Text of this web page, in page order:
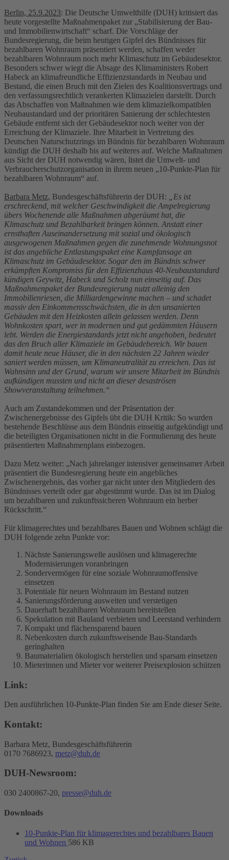
Berlin, 25.9.2023: Die Deutsche Umwelthilfe (DUH) kritisiert das
heute vorgestellte Maßnahmenpaket zur „Stabilisierung der Bau-
und Immobilienwirtschaft“ scharf. Die Vorschläge der
Bundesregierung, die beim heutigen Gipfel des Bündnisses für
bezahlbaren Wohnraum präsentiert werden, schaffen weder
bezahlbaren Wohnraum noch mehr Klimaschutz im Gebäudesektor.
Besonders schwer wiegt die Absage des Klimaministers Robert
Habeck an klimafreundliche Effizienzstandards in Neubau und
Bestand, die einen Bruch mit den Zielen des Koalitionsvertrags und
den verfassungsrechtlich verankerten Klimazielen darstellt. Durch
das Abschaffen von Maßnahmen wie dem klimazielkompatiblen
Neubaustandard und der prioritären Sanierung der schlechtesten
Gebäude entfernt sich der Gebäudesektor noch weiter von der
Erreichung der Klimaziele. Ihre Mitarbeit in Vertretung des
Deutschen Naturschutzrings im Bündnis für bezahlbaren Wohnraum
kündigt die DUH deshalb bis auf weiteres auf. Welche Maßnahmen
aus Sicht der DUH notwendig wären, listet die Umwelt- und
Verbraucherschutzorganisation in ihrem neuen „10-Punkte-Plan für
bezahlbaren Wohnraum“ auf.
Barbara Metz, Bundesgeschäftsführerin der DUH:
„Es ist
erschreckend, mit welcher Geschwindigkeit die Ampelregierung
übers Wochenende alle Maßnahmen abgeräumt hat, die
Klimaschutz und Bezahlbarkeit bringen können. Anstatt einer
ernsthaften Auseinandersetzung mit sozial und ökologisch
ausgewogenen Maßnahmen gegen die zunehmende Wohnungsnot
ist das angebliche Entlastungspaket eine Kampfansage an
Klimaschutz im Gebäudesektor. Sogar den im Bündnis schwer
erkämpften Kompromiss für den Effizienzhaus 40-Neubaustandard
kündigen Geywitz, Habeck und Scholz nun einseitig auf. Das
Maßnahmenpaket der Bundesregierung nutzt alleinig den
Immobilienriesen, die Milliardengewinne machen – und schadet
massiv den Einkommensschwächsten, die in den unsanierten
Gebäuden mit den Heizkosten allein gelassen werden. Denn
Wohnkosten spart, wer in modernen und gut gedämmten Häusern
lebt. Werden die Energiestandards jetzt nicht angehoben, bedeutet
das den Bruch aller Klimaziele im Gebäudebereich. Wir bauen
damit heute neue Häuser, die in den nächsten 22 Jahren wieder
saniert werden müssen, um Klimaneutralität zu erreichen. Das ist
Wahnsinn und der Grund, warum wir unsere Mitarbeit im Bündnis
aufkündigen mussten und nicht an dieser desaströsen
Showveranstaltung teilnehmen.“
Auch am Zustandekommen und der Präsentation der
Zwischenergebnisse des Gipfels übt die DUH Kritik: So wurden
bestehende Beschlüsse aus dem Bündnis einseitig aufgekündigt und
die beteiligten Organisationen nicht in die Formulierung des heute
präsentierten Maßnahmenplans einbezogen.
Dazu Metz weiter: „Nach jahrelanger intensiver gemeinsamer Arbeit
präsentiert die Bundesregierung heute ein angebliches
Zwischenergebnis, das vorher gar nicht unter den Mitgliedern des
Bündnisses verteilt oder gar abgestimmt wurde. Das ist im Dialog
um bezahlbaren und zukunftssicheren Wohnraum ein herber
Rückschritt.“
Für klimagerechtes und bezahlbares Bauen und Wohnen schlägt die
DUH folgende zehn Punkte vor:
Nächste Sanierungswelle auslösen und klimagerechte
Modernisierungen voranbringen
Sondervermögen für eine soziale Wohnraumoffensive
einsetzen
Potentiale für neuen Wohnraum im Bestand nutzen
Sanierungsförderung ausweiten und verstetigen
Dauerhaft bezahlbaren Wohnraum bereitstellen
Spekulation mit Bauland verbieten und Leerstand verhindern
Kompakt und flächensparend bauen
Nebenkosten durch zukunftsweisende Bau-Standards
geringhalten
Baumaterialien ökologisch herstellen und sparsam einsetzen
Mieterinnen und Mieter vor weiterer Preisexplosion schützen
Link:
Den ausführlichen 10-Punkte-Plan finden Sie am Ende dieser Seite.
Kontakt:
Barbara Metz, Bundesgeschäftsführerin
0170 7686923, metz@duh.de
DUH-Newsroom:
030 2400867-20, presse@duh.de
Downloads
10-Punkte-Plan für klimagerechtes und bezahlbares Bauen
und Wohnen 586 KB